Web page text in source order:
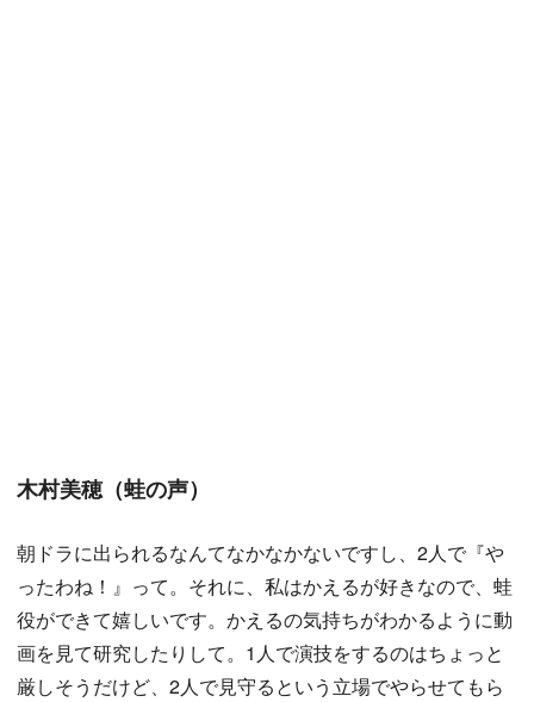
木村美穂（蛙の声）
朝ドラに出られるなんてなかなかないですし、2人で『や
ったわね！』って。それに、私はかえるが好きなので、蛙
役ができて嬉しいです。かえるの気持ちがわかるように動
画を見て研究したりして。1人で演技をするのはちょっと
厳しそうだけど、2人で見守るという立場でやらせてもら